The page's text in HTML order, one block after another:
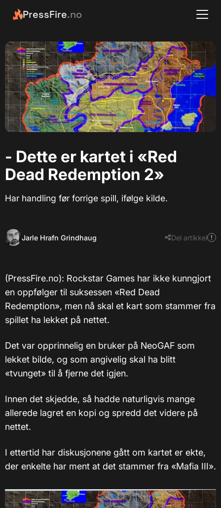
PressFire.no
- Dette er kartet i «Red
Dead Redemption 2»
Har handling før forrige spill, ifølge kilde.
Jarle Hrafn Grindhaug Del artikkel
(PressFire.no): Rockstar Games har ikke kunngjort
en oppfølger til suksessen «Red Dead
Redemption», men nå skal et kart som stammer fra
spillet ha lekket på nettet.
Det var opprinnelig en bruker på NeoGAF som
lekket bilde, og som angivelig skal ha blitt
«tvunget» til å fjerne det igjen.
Innen det skjedde, så hadde naturligvis mange
allerede lagret en kopi og spredd det videre på
nettet.
I ettertid har diskusjonene gått om kartet er ekte,
der enkelte har ment at det stammer fra «Mafia III».